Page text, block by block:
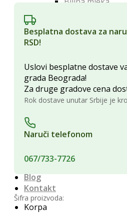
Konditori
Čokoladni
Slane grickalice
Ratluk i žele
Kozmetika i Higijena
Nega zuba i usta
Naručivanje i isporuka
Blog
Kontakt
Korpa
Besplatna dostava za
RSD!
Uslovi besplatne dostave
grada Beograda!
Za druge gradove cena
Rok dostave unutar Srbije je
Naruči telefonom
067/733-7726
Šifra proizvoda: